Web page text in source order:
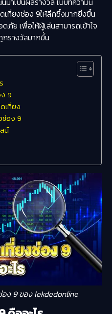
เที่ยงช่อง 9ให้ลึกซึ้งมากยิ่งขึ้น
ภัย เพื่อให้ผู้เล่นสามารถเข้าใจ
กรางวัลมากขึ้น
9
เที่ยง
ช่อง 9
น์
ง 9 ของ lekdedonline